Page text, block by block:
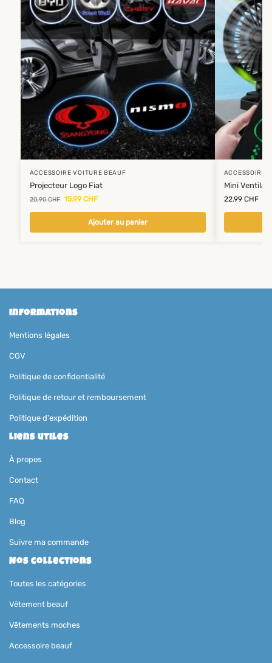
ACCESSOIRE VOITURE BEAUF
Projecteur Logo Fiat
20.90CHF 15.99 CHF
Ajouter au panier
ACCESSOIRE
Mini
22.99 CHF
Informations
Mentions légales
CGV
Politique de confidentialité
Politique de retour et remboursement
Politique d'expédition
Liens utiles
À propos
Contact
FAQ
Blog
Suivre ma commande
Nos collections
Toutes les catégories
Vêtement beauf
Vêtements moches
Accessoire beauf